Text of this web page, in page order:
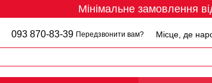
Мінімальне замовлення
093 870-83-39 Передзвонити вам? Місце, де